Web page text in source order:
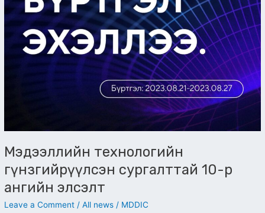
Мэдээллийн технологийн
гүнзгийрүүлсэн сургалттай 10-р
ангийн элсэлт
Leave a Comment /All news / MDDIC